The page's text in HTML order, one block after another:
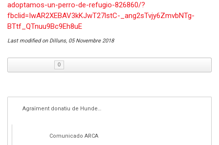
adoptamos-un-perro-de-refugio-826860/?
fbclid=IwAR2XEBAV3kKJwT27lstC-_ang2sTvjy6ZmvbNTg-
BTtf_QTnuu9Bc9Eh8uE
Last modified on Dilluns, 05 Novembre 2018
0
Agraïment donatiu de Hundeschauzen in Not e.v. i S...
Comunicado ARCA